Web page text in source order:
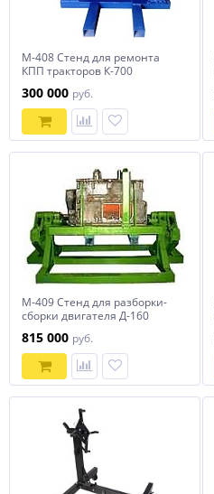
М-408 Стенд для ремонта
КПП тракторов К-700
300 000 руб.
М-409 Стенд для разборки-
сборки двигателя Д-160
815 000 руб.